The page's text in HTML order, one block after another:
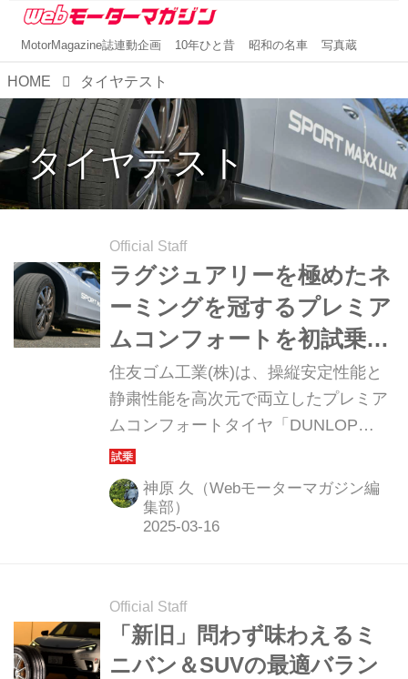
MotorMagazine誌連動企画 10年ひと昔 昭和の名車 写真蔵
HOME タイヤテスト
タイヤテスト
Official Staff
ラグジュアリーを極めたネ
ーミングを冠するプレミア
ムコンフォートを初試乗！
「DUNLOP SPORT MAXX
LUX」は輸入SUVとの相性
も抜群だ
住友ゴム工業(株)は、操縦安定性能と
静粛性能を高次元で両立したプレミア
ムコンフォートタイヤ「DUNLOP
SPORT MAXX LUX(スポーツマックス
ラックス)」の発売を開始した。街乗り
での試乗を通して、その優れた個性を
確かめることができた。（写真：伊藤
神原 久（Webモーターマガジン編
集部）
Official Staff
「新旧」問わず味わえるミ
ニバン＆SUVの最適バラン